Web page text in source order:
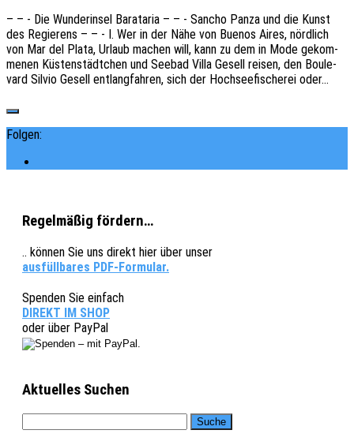
– – - Die Wunder­in­sel Bara­ta­ria – – - Sancho Panza und die Kunst
des Regie­rens – – - I. Wer in der Nähe von Buenos Aires, nörd­lich
von Mar del Plata, Urlaub machen will, kann zu dem in Mode gekom­
me­nen Küsten­städt­chen und Seebad Villa Gesell reisen, den Boule­
vard Silvio Gesell entlang­fah­ren, sich der Hoch­see­fi­sche­rei oder…
Folgen:
Regelmäßig fördern…
.. können Sie uns direkt hier über unser
ausfüllbares PDF-Formular.
Spenden Sie einfach
DIREKT IM SHOP
oder über PayPal
Aktuelles Suchen